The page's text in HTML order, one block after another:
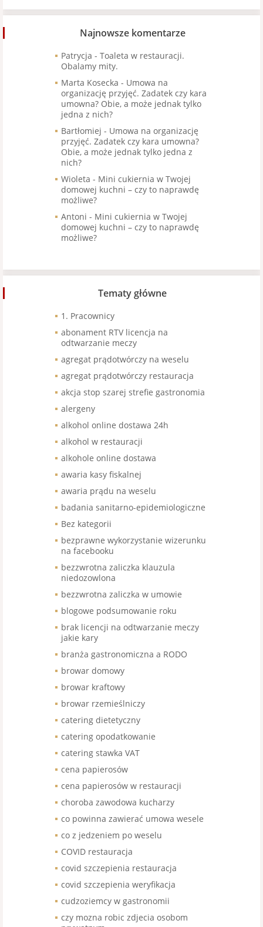
Najnowsze komentarze
Patrycja - Toaleta w restauracji.
Obalamy mity.
Marta Kosecka - Umowa na
organizację przyjęć. Zadatek czy kara
umowna? Obie, a może jednak tylko
jedna z nich?
Bartłomiej - Umowa na organizację
przyjęć. Zadatek czy kara umowna?
Obie, a może jednak tylko jedna z
nich?
Wioleta - Mini cukiernia w Twojej
domowej kuchni – czy to naprawdę
możliwe?
Antoni - Mini cukiernia w Twojej
domowej kuchni – czy to naprawdę
możliwe?
Tematy główne
1. Pracownicy
abonament RTV licencja na
odtwarzanie meczy
agregat prądotwórczy na weselu
agregat prądotwórczy restauracja
akcja stop szarej strefie gastronomia
alergeny
alkohol online dostawa 24h
alkohol w restauracji
alkohole online dostawa
awaria kasy fiskalnej
awaria prądu na weselu
badania sanitarno-epidemiologiczne
Bez kategorii
bezprawne wykorzystanie wizerunku
na facebooku
bezzwrotna zaliczka klauzula
niedozowlona
bezzwrotna zaliczka w umowie
blogowe podsumowanie roku
brak licencji na odtwarzanie meczy
jakie kary
branża gastronomiczna a RODO
browar domowy
browar kraftowy
browar rzemieślniczy
catering dietetyczny
catering opodatkowanie
catering stawka VAT
cena papierosów
cena papierosów w restauracji
choroba zawodowa kucharzy
co powinna zawierać umowa wesele
co z jedzeniem po weselu
COVID restauracja
covid szczepienia restauracja
covid szczepienia weryfikacja
cudzoziemcy w gastronomii
czy mozna robic zdjecia osobom